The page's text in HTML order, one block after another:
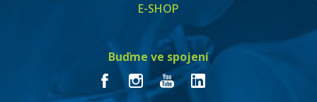
E-SHOP
Buďme ve spojení